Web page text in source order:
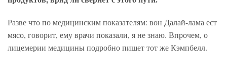
Разве что по медицинским показателям: вон Далай-лама ест
мясо, говорит, ему врачи показали, я не знаю. Впрочем, о
лицемерии медицины подробно пишет тот же Кэмпбелл.